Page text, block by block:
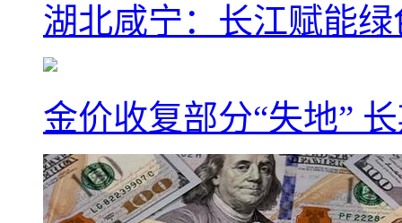
湖北咸宁：长江赋能
金价收复部分“失地”